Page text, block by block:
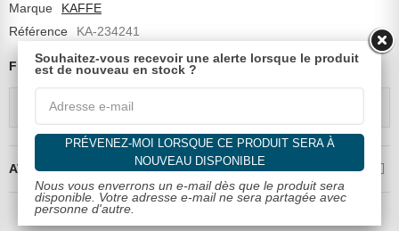
Marque
KAFFE
Référence
KA-234241
Fiche technique
Composition
AVIS CLIENTS VALIDÉS
Souhaitez-vous recevoir une alerte lorsque le produit
est de nouveau en stock ?
PRÉVENEZ-MOI LORSQUE CE PRODUIT SERA À
NOUVEAU DISPONIBLE
Nous vous enverrons un e-mail dès que le produit sera
disponible. Votre adresse e-mail ne sera partagée avec
personne d'autre.